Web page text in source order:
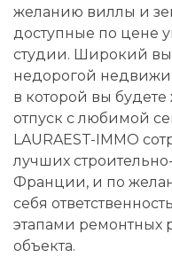
желанию виллы и
доступные по цене
студии. Широкий
недорогой
в которой вы
отпуск с любимой
LAURAEST-IMMO
лучших
Франции, и по
себя
этапами ремонтных
объекта.